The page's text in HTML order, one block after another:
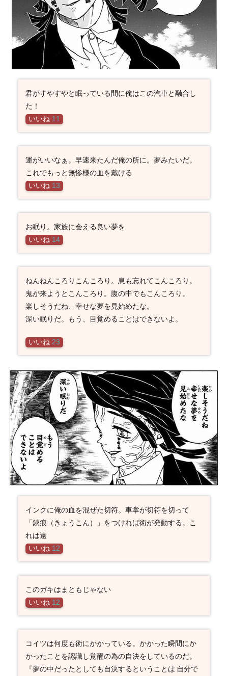
君がすやすやと眠っている間に俺はこの汽車と融合し
た！
いいね 11
運がいいなぁ。早速来たんだ俺の所に。夢みたいだ。
これでもっと無惨様の血を戴ける
いいね 13
お眠り。家族に会える良い夢を
いいね 14
ねんねんころりこんころり。息も忘れてこんころり。
鬼が来ようとこんころり。腹の中でもこんころり。
楽しそうだね、幸せな夢を見始めたな。
深い眠りだ。もう、目覚めることはできないよ。
いいね 23
インクに俺の血を混ぜた切符。車掌が切符を切って
「鋏痕（きょうこん）」をつければ術が発動する。こ
れは遠
いいね 12
このガキはまともじゃない
いいね 12
コイツは何度も術にかかっている。かかった瞬間にか
かったことを認識し覚醒の為の自決をしているのだ。
『夢の中だったとしても自決するということは 自分で